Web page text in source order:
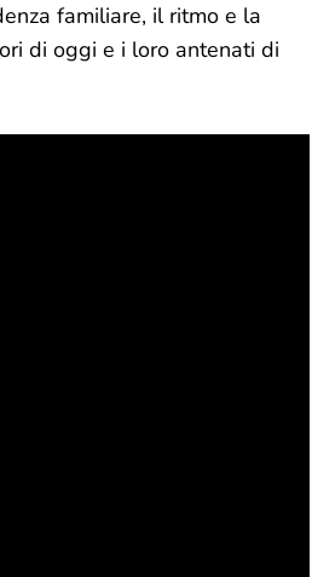
familiare, il ritmo e la
di oggi e i loro antenati di